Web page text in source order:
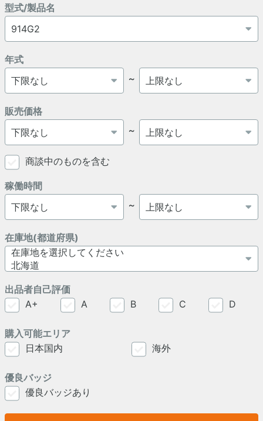
型式/製品名
年式
～
販売価格
～
商談中のものを含む
稼働時間
～
在庫地(都道府県)
出品者自己評価
A+
A B C D
購入可能エリア
日本国内
海外
優良バッジ
優良バッジあり